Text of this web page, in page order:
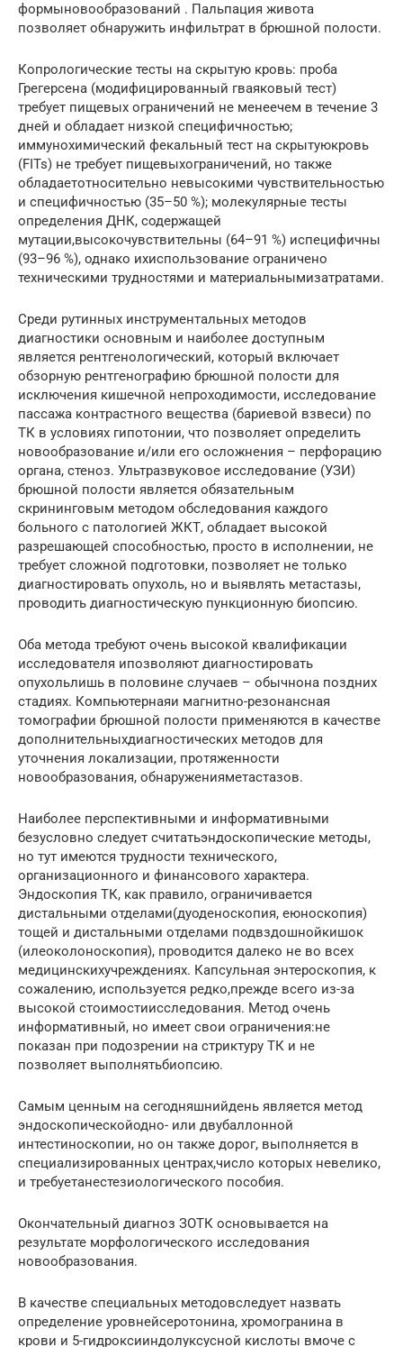
формыновообразований . Пальпация живота
позволяет обнаружить инфильтрат в брюшной полости.
Копрологические тесты на скрытую кровь: проба
Грегерсена (модифицированный гваяковый тест)
требует пищевых ограничений не менеечем в течение 3
дней и обладает низкой специфичностью;
иммунохимический фекальный тест на скрытуюкровь
(FITs) не требует пищевыхограничений, но также
обладаетотносительно невысокими чувствительностью
и специфичностью (35–50 %); молекулярные тесты
определения ДНК, содержащей
мутации,высокочувствительны (64–91 %) испецифичны
(93–96 %), однако ихиспользование ограничено
техническими трудностями и материальнымизатратами.
Среди рутинных инструментальных методов
диагностики основным и наиболее доступным
является рентгенологический, который включает
обзорную рентгенографию брюшной полости для
исключения кишечной непроходимости, исследование
пассажа контрастного вещества (бариевой взвеси) по
ТК в условиях гипотонии, что позволяет определить
новообразование и/или его осложнения – перфорацию
органа, стеноз. Ультразвуковое исследование (УЗИ)
брюшной полости является обязательным
скрининговым методом обследования каждого
больного с патологией ЖКТ, обладает высокой
разрешающей способностью, просто в исполнении, не
требует сложной подготовки, позволяет не только
диагностировать опухоль, но и выявлять метастазы,
проводить диагностическую пункционную биопсию.
Оба метода требуют очень высокой квалификации
исследователя ипозволяют диагностировать
опухольлишь в половине случаев – обычнона поздних
стадиях. Компьютернаяи магнитно-резонансная
томографии брюшной полости применяются в качестве
дополнительныхдиагностических методов для
уточнения локализации, протяженности
новообразования, обнаруженияметастазов.
Наиболее перспективными и информативными
безусловно следует считатьэндоскопические методы,
но тут имеются трудности технического,
организационного и финансового характера.
Эндоскопия ТК, как правило, ограничивается
дистальными отделами(дуоденоскопия, еюноскопия)
тощей и дистальными отделами подвздошнойкишок
(илеоколоноскопия), проводится далеко не во всех
медицинскихучреждениях. Капсульная энтероскопия, к
сожалению, используется редко,прежде всего из-за
высокой стоимостиисследования. Метод очень
информативный, но имеет свои ограничения:не
показан при подозрении на стриктуру ТК и не
позволяет выполнятьбиопсию.
Самым ценным на сегодняшнийдень является метод
эндоскопическойодно- или двубаллонной
интестиноскопии, но он также дорог, выполняется в
специализированных центрах,число которых невелико,
и требуетанестезиологического пособия.
Окончательный диагноз ЗОТК основывается на
результате морфологического исследования
новообразования.
В качестве специальных методовследует назвать
определение уровнейсеротонина, хромогранина в
крови и 5-гидроксииндолуксусной кислоты вмоче с